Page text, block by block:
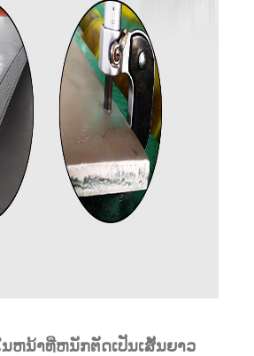
ນຫນ້າທີ່ຫນັກຕັດເປັນເສັ້ນຍາວ